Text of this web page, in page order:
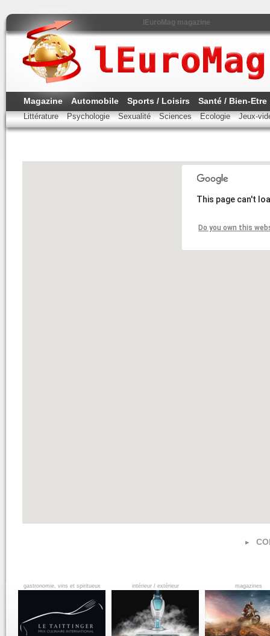
lEuroMag magazine
Magazine Automobile Sports / Loisirs Santé / Bien-Etre
Littérature Psychologie Sexualité Sciences Ecologie Jeux-
This page can't
Do you own this
gastronomie, vins et spiritueux intérieur / extérieur magazines